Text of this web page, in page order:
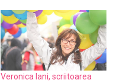
Veronica Iani, scriitoarea